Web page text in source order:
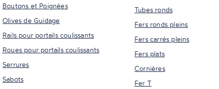
Boutons et Poignées
Olives de Guidage
Rails pour portails coulissants
Roues pour portails coulissants
Serrures
Sabots
Tubes ronds
Fers ronds pleins
Fers carrés pleins
Fers plats
Cornières
Fer T